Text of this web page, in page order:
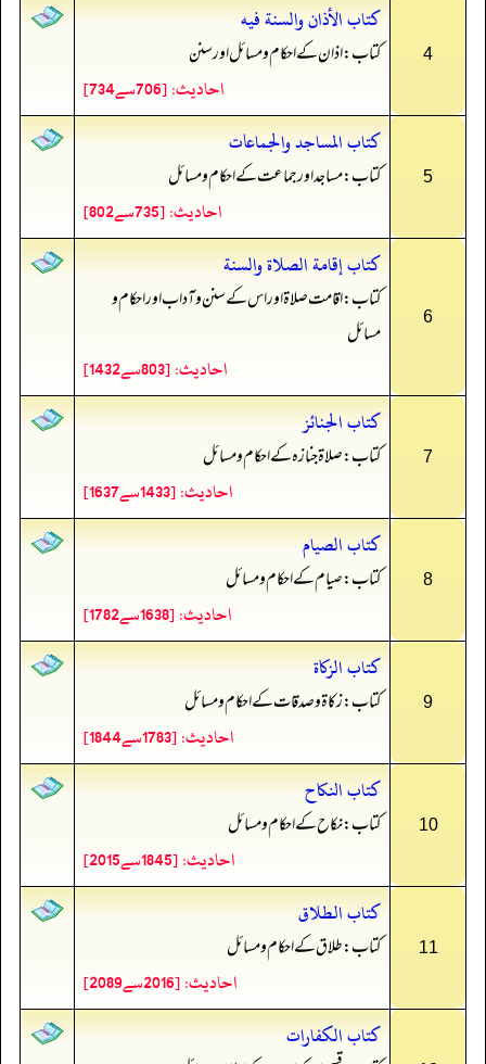
4
كتاب الأذان والسنة فيه
کتاب: اذان کے احکام و مسائل اورسنن
احادیث: [706سے734]
5
كتاب المساجد والجماعات
کتاب: مسا جد اور جماعت کے احکام و مسائل
احادیث: [735سے802]
6
كتاب إقامة الصلاة والسنة
کتاب: اقامت صلاۃ اور اس کے سنن و آداب اور احکام و
مسائل
احادیث: [803سے1432]
7
كتاب الجنائز
کتاب: صلاۃ جنازہ کے احکام و مسائل
احادیث: [1433سے1637]
8
كتاب الصيام
کتاب: صیام کے احکام و مسائل
احادیث: [1638سے1782]
9
كتاب الزكاة
کتاب: زکاۃ و صدقات کے احکام و مسائل
احادیث: [1783سے1844]
10
كتاب النكاح
کتاب: نکاح کے احکام و مسائل
احادیث: [1845سے2015]
11
كتاب الطلاق
کتاب: طلاق کے احکام و مسائل
احادیث: [2016سے2089]
كتاب الكفارات